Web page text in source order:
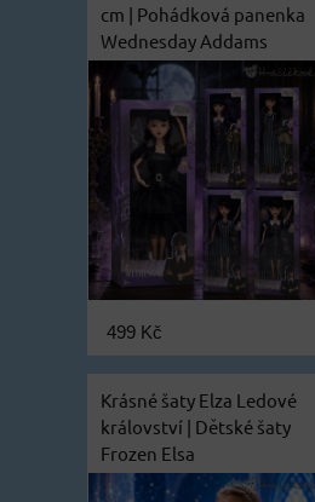
cm | Pohádková panenka
Wednesday Addams
499 Kč
Krásné šaty Elza Ledové
království | Dětské šaty
Frozen Elsa